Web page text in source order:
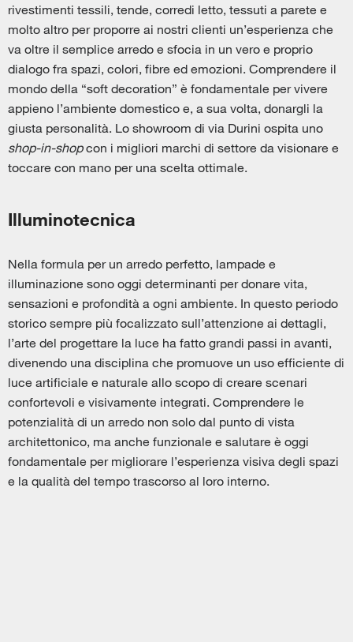
rivestimenti tessili, tende, corredi letto, tessuti a parete e
molto altro per proporre ai nostri clienti un’esperienza che
va oltre il semplice arredo e sfocia in un vero e proprio
dialogo fra spazi, colori, fibre ed emozioni. Comprendere il
mondo della “soft decoration” è fondamentale per vivere
appieno l’ambiente domestico e, a sua volta, donargli la
giusta personalità. Lo showroom di via Durini ospita uno
shop-in-shopcon i migliori marchi di settore da visionare e
toccare con mano per una scelta ottimale.
Illuminotecnica
Nella formula per un arredo perfetto, lampade e
illuminazione sono oggi determinanti per donare vita,
sensazioni e profondità a ogni ambiente. In questo periodo
storico sempre più focalizzato sull’attenzione ai dettagli,
l’arte del progettare la luce ha fatto grandi passi in avanti,
divenendo una disciplina che promuove un uso efficiente di
luce artificiale e naturale allo scopo di creare scenari
confortevoli e visivamente integrati. Comprendere le
potenzialità di un arredo non solo dal punto di vista
architettonico, ma anche funzionale e salutare è oggi
fondamentale per migliorare l’esperienza visiva degli spazi
e la qualità del tempo trascorso al loro interno.